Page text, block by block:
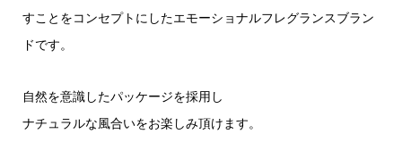
すことをコンセプトにしたエモーショナルフレグランスブラン
ドです。
自然を意識したパッケージを採用し
ナチュラルな風合いをお楽しみ頂けます。